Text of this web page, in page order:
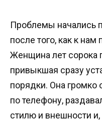
Проблемы начались
после того, как к
Женщина лет сорока
привыкшая сразу
порядки. Она
по телефону,
стилю и внешности